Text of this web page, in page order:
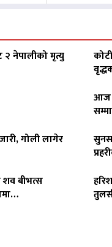
२ नेपालीको मृत्यु
आज
गोली लागेर
शव बीभत्स